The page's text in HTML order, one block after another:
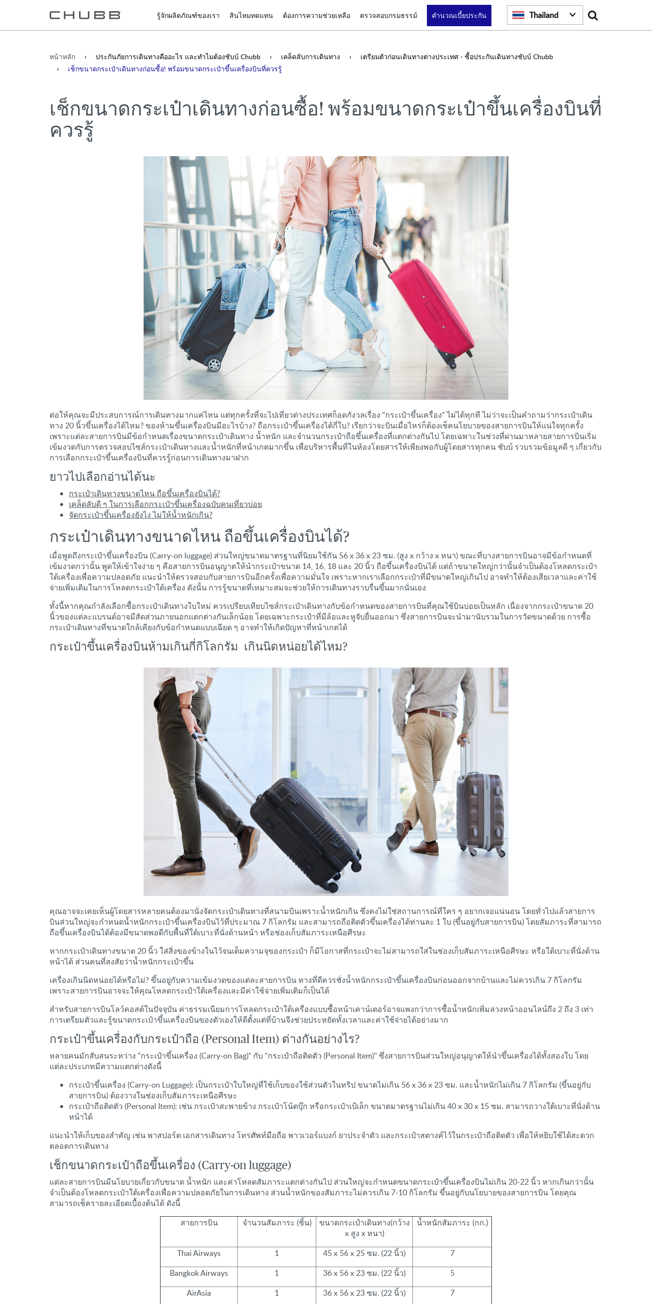
รู้จักผลิตภัณฑ์ของเรา สินไหมทดแทน ต้องการความช่วยเหลือ ตรวจสอบกรมธรรม์ คำนวณเบี้ยประกัน Thailand Search
หน้าหลัก ประกันภัยการเดินทางคืออะไร และทำไมต้องชับบ์ Chubb เคล็ดลับการเดินทาง
เตรียมตัวก่อนเดินทางต่างประเทศ - ซื้อประกันเดินทางชับบ์ Chubb
เช็กขนาดกระเป๋าเดินทางก่อนซื้อ! พร้อมขนาดกระเป๋าขึ้นเครื่องบินที่ควรรู้
เช็กขนาดกระเป๋าเดินทางก่อนซื้อ! พร้อมขนาดกระเป๋าขึ้นเครื่องบินที่
ควรรู้
ต่อให้คุณจะมีประสบการณ์การเดินทางมากแค่ไหน แต่ทุกครั้งที่จะไปเที่ยวต่างประเทศก็อดกังวลเรื่อง “กระเป๋าขึ้นเครื่อง” ไม่ได้ทุกที ไม่ว่าจะเป็นคำถามว่ากระเป๋าเดิน
ทาง 20 นิ้วขึ้นเครื่องได้ไหม? ของห้ามขึ้นเครื่องบินมีอะไรบ้าง? ถือกระเป๋าขึ้นเครื่องได้กี่ใบ? เรียกว่าจะบินเมื่อไหร่ก็ต้องเช็คนโยบายของสายการบินให้แน่ใจทุกครั้ง
เพราะแต่ละสายการบินมีข้อกำหนดเรื่องขนาดกระเป๋าเดินทาง น้ำหนัก และจำนวนกระเป๋าถือขึ้นเครื่องที่แตกต่างกันไป โดยเฉพาะในช่วงที่ผ่านมาหลายสายการบินเริ่ม
เข้มงวดกับการตรวจสอบไซส์กระเป๋าเดินทางและน้ำหนักที่หน้าเกตมากขึ้น เพื่อบริหารพื้นที่ในห้องโดยสารให้เพียงพอกับผู้โดยสารทุกคน ชับบ์ รวบรวมข้อมูลดี ๆ เกี่ยวกับ
การเลือกกระเป๋าขึ้นเครื่องบินที่ควรรู้ก่อนการเดินทางมาฝาก
ยาวไปเลือกอ่านได้นะ
กระเป๋าเดินทางขนาดไหน ถือขึ้นเครื่องบินได้?
เคล็ดลับดี ๆ ในการเลือกกระเป๋าขึ้นเครื่องฉบับคนเที่ยวบ่อย
จัดกระเป๋าขึ้นเครื่องยังไง ไม่ให้น้ำหนักเกิน?
กระเป๋าเดินทางขนาดไหน ถือขึ้นเครื่องบินได้?
เมื่อพูดถึงกระเป๋าขึ้นเครื่องบิน (Carry-on luggage) ส่วนใหญ่ขนาดมาตรฐานที่นิยมใช้กัน 56 x 36 x 23 ซม. (สูง x กว้าง x หนา) ขณะที่บางสายการบินอาจมีข้อกำหนดที่
เข้มงวดกว่านั้น พูดให้เข้าใจง่าย ๆ คือสายการบินอนุญาตให้นำกระเป๋าขนาด 14, 16, 18 และ 20 นิ้ว ถือขึ้นเครื่องบินได้ แต่ถ้าขนาดใหญ่กว่านั้นจำเป็นต้องโหลดกระเป๋า
ใต้เครื่องเพื่อความปลอดภัย แนะนำให้ตรวจสอบกับสายการบินอีกครั้งเพื่อความมั่นใจ เพราะหากเราเลือกกระเป๋าที่มีขนาดใหญ่เกินไป อาจทำให้ต้องเสียเวลาและค่าใช้
จ่ายเพิ่มเติมในการโหลดกระเป๋าใต้เครื่อง ดังนั้น การรู้ขนาดที่เหมาะสมจะช่วยให้การเดินทางราบรื่นขึ้นมากนั่นเอง
ทั้งนี้หากคุณกำลังเลือกซื้อกระเป๋าเดินทางใบใหม่ ควรเปรียบเทียบไซส์กระเป๋าเดินทางกับข้อกำหนดของสายการบินที่คุณใช้บินบ่อยเป็นหลัก เนื่องจากกระเป๋าขนาด 20
นิ้วของแต่ละแบรนด์อาจมีสัดส่วนภายนอกแตกต่างกันเล็กน้อย โดยเฉพาะกระเป๋าที่มีล้อและหูจับยื่นออกมา ซึ่งสายการบินจะนำมานับรวมในการวัดขนาดด้วย การซื้อ
กระเป๋าเดินทางที่ขนาดใกล้เคียงกับข้อกำหนดแบบเฉียด ๆ อาจทำให้เกิดปัญหาที่หน้าเกตได้
กระเป๋าขึ้นเครื่องบินห้ามเกินกี่กิโลกรัม เกินนิดหน่อยได้ไหม?
คุณอาจจะเคยเห็นผู้โดยสารหลายคนต้องมานั่งจัดกระเป๋าเดินทางที่สนามบินเพราะน้ำหนักเกิน ซึ่งคงไม่ใช่สถานการณ์ที่ใคร ๆ อยากเจอแน่นอน โดยทั่วไปแล้วสายการ
บินส่วนใหญ่จะกำหนดน้ำหนักกระเป๋าขึ้นเครื่องบินไว้ที่ประมาณ 7 กิโลกรัม และสามารถถือติดตัวขึ้นเครื่องได้ท่านละ 1 ใบ (ขึ้นอยู่กับสายการบิน) โดยสัมภาระที่สามารถ
ถือขึ้นเครื่องบินได้ต้องมีขนาดพอดีกับพื้นที่ใต้เบาะที่นั่งด้านหน้า หรือช่องเก็บสัมภาระเหนือศีรษะ
หากกระเป๋าเดินทางขนาด 20 นิ้ว ใส่สิ่งของข้างในไว้จนเต็มความจุของกระเป๋า ก็มีโอกาสที่กระเป๋าจะไม่สามารถใส่ในช่องเก็บสัมภาระเหนือศีรษะ หรือใต้เบาะที่นั่งด้าน
หน้าได้ ส่วนคนที่สงสัยว่าน้ำหนักกระเป๋าขึ้น
เครื่องเกินนิดหน่อยได้หรือไม่? ขึ้นอยู่กับความเข้มงวดของแต่ละสายการบิน ทางที่ดีควรชั่งน้ำหนักกระเป๋าขึ้นเครื่องบินก่อนออกจากบ้านและไม่ควรเกิน 7 กิโลกรัม
เพราะสายการบินอาจจะให้คุณโหลดกระเป๋าใต้เครื่องและมีค่าใช้จ่ายเพิ่มเติมก็เป็นได้
สำหรับสายการบินโลว์คอสต์ในปัจจุบัน ค่าธรรมเนียมการโหลดกระเป๋าใต้เครื่องแบบซื้อหน้าเคาน์เตอร์อาจแพงกว่าการซื้อน้ำหนักเพิ่มล่วงหน้าออนไลน์ถึง 2 ถึง 3 เท่า
การเตรียมตัวและรู้ขนาดกระเป๋าขึ้นเครื่องบินของตัวเองให้ดีตั้งแต่ที่บ้านจึงช่วยประหยัดทั้งเวลาและค่าใช้จ่ายได้อย่างมาก
กระเป๋าขึ้นเครื่องกับกระเป๋าถือ (Personal Item) ต่างกันอย่างไร?
หลายคนมักสับสนระหว่าง "กระเป๋าขึ้นเครื่อง (Carry-on Bag)" กับ "กระเป๋าถือติดตัว (Personal Item)" ซึ่งสายการบินส่วนใหญ่อนุญาตให้นำขึ้นเครื่องได้ทั้งสองใบ โดย
แต่ละประเภทมีความแตกต่างดังนี้
กระเป๋าขึ้นเครื่อง (Carry-on Luggage): เป็นกระเป๋าใบใหญ่ที่ใช้เก็บของใช้ส่วนตัวในทริป ขนาดไม่เกิน 56 x 36 x 23 ซม. และน้ำหนักไม่เกิน 7 กิโลกรัม (ขึ้นอยู่กับ
สายการบิน) ต้องวางในช่องเก็บสัมภาระเหนือศีรษะ
กระเป๋าถือติดตัว (Personal Item): เช่น กระเป๋าสะพายข้าง กระเป๋าโน้ตบุ๊ก หรือกระเป๋าเป้เล็ก ขนาดมาตรฐานไม่เกิน 40 x 30 x 15 ซม. สามารถวางใต้เบาะที่นั่งด้าน
หน้าได้
แนะนำให้เก็บของสำคัญ เช่น พาสปอร์ต เอกสารเดินทาง โทรศัพท์มือถือ พาวเวอร์แบงก์ ยาประจำตัว และกระเป๋าสตางค์ไว้ในกระเป๋าถือติดตัว เพื่อให้หยิบใช้ได้สะดวก
ตลอดการเดินทาง
เช็กขนาดกระเป๋าถือขึ้นเครื่อง (Carry-on luggage)
แต่ละสายการบินมีนโยบายเกี่ยวกับขนาด น้ำหนัก และค่าโหลดสัมภาระแตกต่างกันไป ส่วนใหญ่จะกำหนดขนาดกระเป๋าขึ้นเครื่องบินไม่เกิน 20-22 นิ้ว หากเกินกว่านั้น
จำเป็นต้องโหลดกระเป๋าใต้เครื่องเพื่อความปลอดภัยในการเดินทาง ส่วนน้ำหนักของสัมภาระไม่ควรเกิน 7-10 กิโลกรัม ขึ้นอยู่กับนโยบายของสายการบิน โดยคุณ
สามารถเช็ครายละเอียดเบื้องต้นได้ ดังนี้
สายการบิน
จำนวนสัมภาระ (ชิ้น)
ขนาดกระเป๋าเดินทาง(กว้าง
x สูง x หนา)
น้ำหนักสัมภาระ (กก.)
Thai Airways 1 45 x 56 x 25 ซม. (22 นิ้ว)
7
Bangkok Airways
1 36 x 56 x 23 ซม. (22 นิ้ว)
5
AirAsia
1 36 x 56 x 23 ซม. (22 นิ้ว)
7